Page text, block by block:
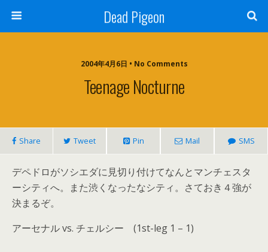
Dead Pigeon
2004年4月6日 • No Comments
Teenage Nocturne
Share Tweet Pin Mail SMS
デペドロがソシエダに見切り付けてなんとマンチェスタ
ーシティへ。また渋くなったなシティ。さておき４強が
決まるぞ。
アーセナル vs. チェルシー (1st-leg 1 – 1)